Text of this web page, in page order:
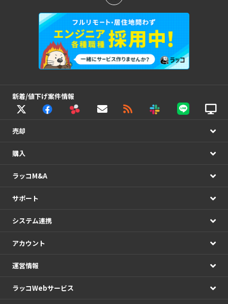
新着/値下げ案件情報
売却
購入
ラッコM&A
サポート
システム連携
アカウント
運営情報
ラッコWebサービス